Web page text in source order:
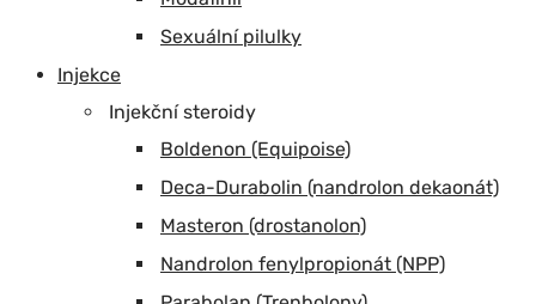
Sexuální pilulky
Injekce
Injekční steroidy
Boldenon (Equipoise)
Deca-Durabolin (nandrolon dekaonát)
Masteron (drostanolon)
Nandrolon fenylpropionát (NPP)